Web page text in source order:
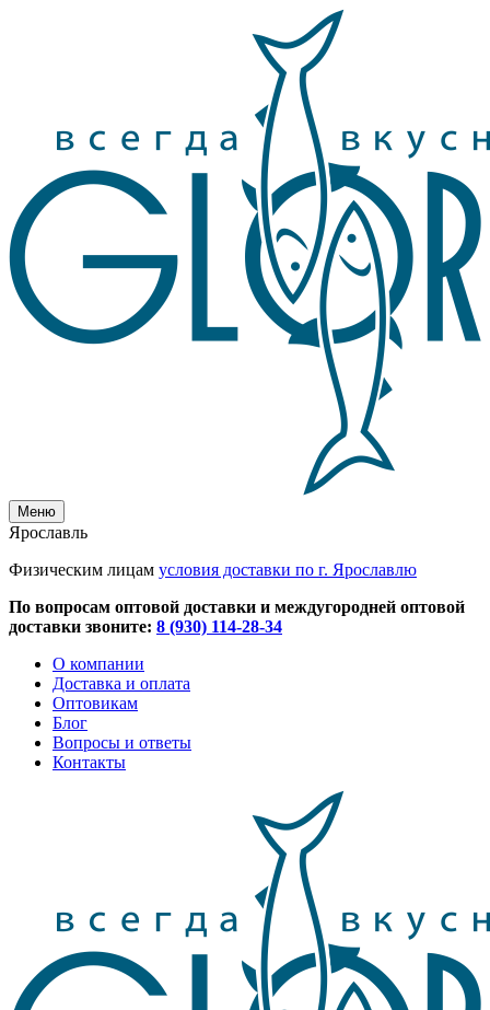
Меню
Ярославль
Физическим лицам условия доставки по г. Ярославлю
По вопросам оптовой доставки и междугородней оптовой
доставки звоните: 8 (930) 114-28-34
О компании
Доставка и оплата
Оптовикам
Блог
Вопросы и ответы
Контакты